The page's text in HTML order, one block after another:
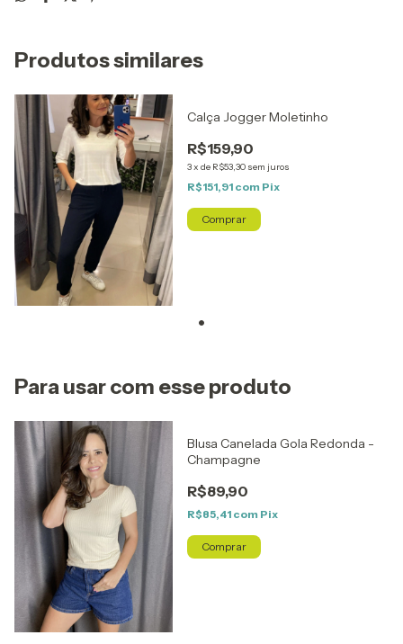
Produtos similares
Calça Jogger Moletinho
R$159,90
3x de R$53,30 sem juros
R$151,91 com Pix
Comprar
Para usar com esse produto
Blusa Canelada Gola Redonda -
Champagne
R$89,90
R$85,41 com Pix
Comprar